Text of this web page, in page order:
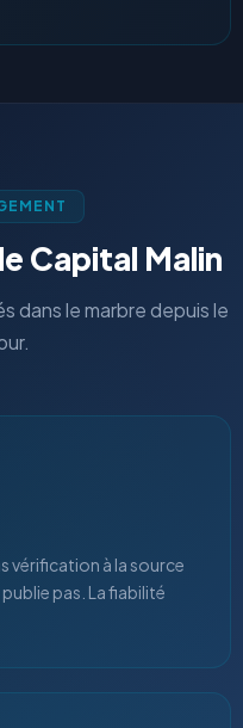
Capital Malin
dans le marbre depuis le
vérification à la source
pas. La fiabilité